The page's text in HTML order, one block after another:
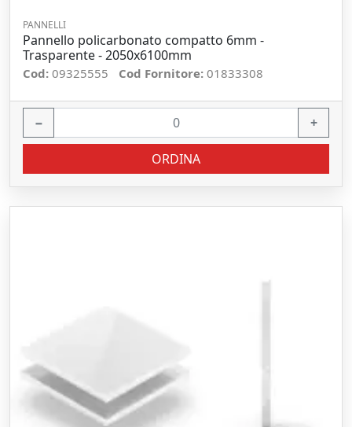
PANNELLI
Pannello policarbonato compatto 6mm -
Trasparente - 2050x6100mm
Cod: 09325555 Cod Fornitore: 01833308
− +
ORDINA